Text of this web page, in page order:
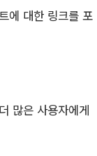
에 대한 링크를 포
많은 사용자에게